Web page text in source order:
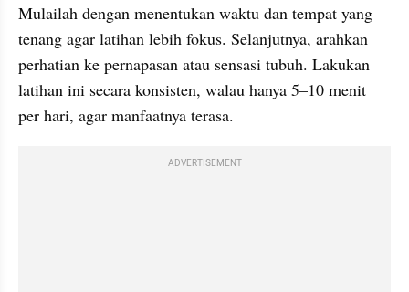
Mulailah dengan menentukan waktu dan tempat yang
tenang agar latihan lebih fokus. Selanjutnya, arahkan
perhatian ke pernapasan atau sensasi tubuh. Lakukan
latihan ini secara konsisten, walau hanya 5–10 menit
per hari, agar manfaatnya terasa.
ADVERTISEMENT